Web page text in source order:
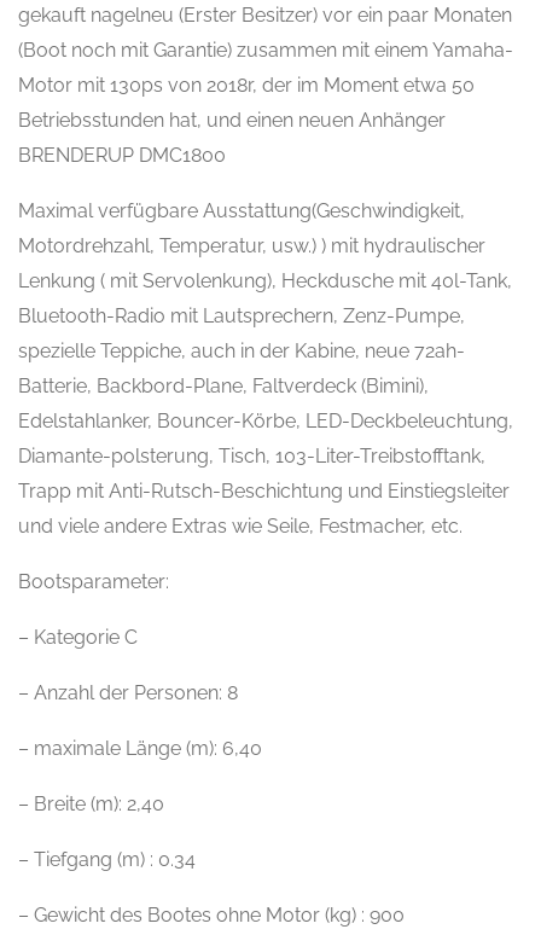
gekauft nagelneu (Erster Besitzer) vor ein paar Monaten
(Boot noch mit Garantie) zusammen mit einem Yamaha-
Motor mit 130ps von 2018r, der im Moment etwa 50
Betriebsstunden hat, und einen neuen Anhänger
BRENDERUP DMC1800
Maximal verfügbare Ausstattung(Geschwindigkeit,
Motordrehzahl, Temperatur, usw.) ) mit hydraulischer
Lenkung ( mit Servolenkung), Heckdusche mit 40l-Tank,
Bluetooth-Radio mit Lautsprechern, Zenz-Pumpe,
spezielle Teppiche, auch in der Kabine, neue 72ah-
Batterie, Backbord-Plane, Faltverdeck (Bimini),
Edelstahlanker, Bouncer-Körbe, LED-Deckbeleuchtung,
Diamante-polsterung, Tisch, 103-Liter-Treibstofftank,
Trapp mit Anti-Rutsch-Beschichtung und Einstiegsleiter
und viele andere Extras wie Seile, Festmacher, etc.
Bootsparameter:
– Kategorie C
– Anzahl der Personen: 8
– maximale Länge (m): 6,40
– Breite (m): 2,40
– Tiefgang (m) : 0.34
– Gewicht des Bootes ohne Motor (kg) : 900